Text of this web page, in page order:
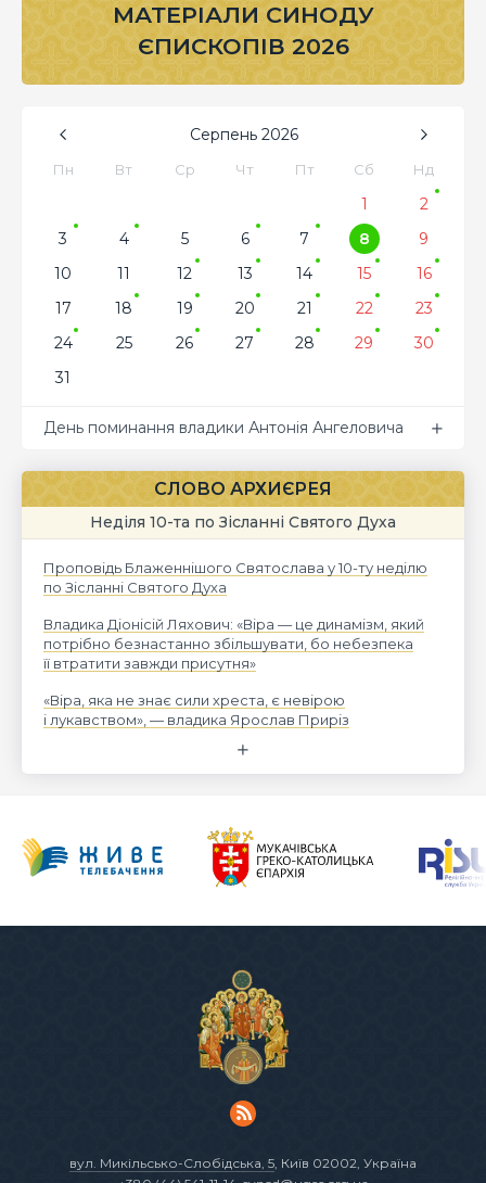
МАТЕРІАЛИ СИНОДУ
ЄПИСКОПІВ 2026
Серпень 2026
Пн Вт Ср Чт Пт Сб Нд
1
2
3
4 5 6 7 8
9
10
11 12 13 14 15
16
17
18 19 20 21 22
23
24
25 26 27 28 29
30
31
День поминання владики Антонія Ангеловича
СЛОВО АРХИЄРЕЯ
Неділя 10-та по Зісланні Святого Духа
Проповідь Блаженнішого Святослава у 10-ту неділю
по Зісланні Святого Духа
Владика Діонісій Ляхович: «Віра — це динамізм, який
потрібно безнастанно збільшувати, бо небезпека
її втратити завжди присутня»
«Віра, яка не знає сили хреста, є невірою
і лукавством», — владика Ярослав Приріз
вул. Микільсько-Слобідська, 5 , Київ 02002, Україна